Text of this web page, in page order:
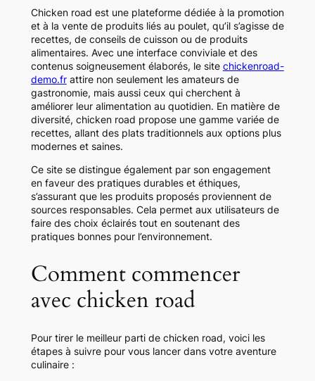
Chicken road est une plateforme dédiée à la promotion
et à la vente de produits liés au poulet, qu’il s’agisse de
recettes, de conseils de cuisson ou de produits
alimentaires. Avec une interface conviviale et des
contenus soigneusement élaborés, le site chickenroad-
demo.frattire non seulement les amateurs de
gastronomie, mais aussi ceux qui cherchent à
améliorer leur alimentation au quotidien. En matière de
diversité, chicken road propose une gamme variée de
recettes, allant des plats traditionnels aux options plus
modernes et saines.
Ce site se distingue également par son engagement
en faveur des pratiques durables et éthiques,
s’assurant que les produits proposés proviennent de
sources responsables. Cela permet aux utilisateurs de
faire des choix éclairés tout en soutenant des
pratiques bonnes pour l’environnement.
Comment commencer
avec chicken road
Pour tirer le meilleur parti de chicken road, voici les
étapes à suivre pour vous lancer dans votre aventure
culinaire :